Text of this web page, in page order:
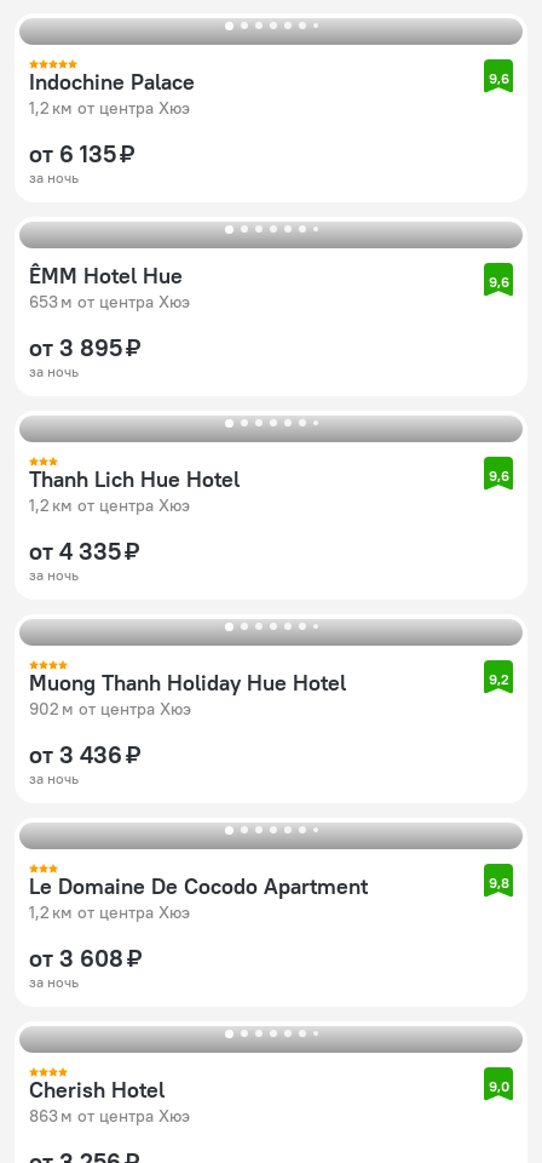
Indochine Palace
1,2 км от центра Хюэ
9,6
от 6 135 ₽
за ночь
ÊMM Hotel Hue
653 м от центра Хюэ
9,6
от 3 895 ₽
за ночь
Thanh Lich Hue Hotel
1,2 км от центра Хюэ
9,6
от 4 335 ₽
за ночь
Muong Thanh Holiday Hue Hotel
902 м от центра Хюэ
9,2
от 3 436 ₽
за ночь
Le Domaine De Cocodo Apartment
1,2 км от центра Хюэ
9,8
от 3 608 ₽
за ночь
Cherish Hotel
863 м от центра Хюэ
9,0